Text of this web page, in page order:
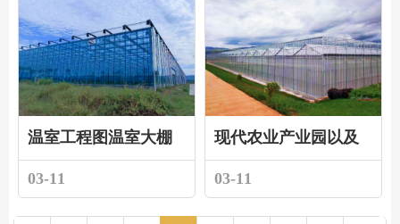
温室工程图温室大棚
设计图纸
03-11
现代农业产业园以及
大棚骨架外贸出口
03-11